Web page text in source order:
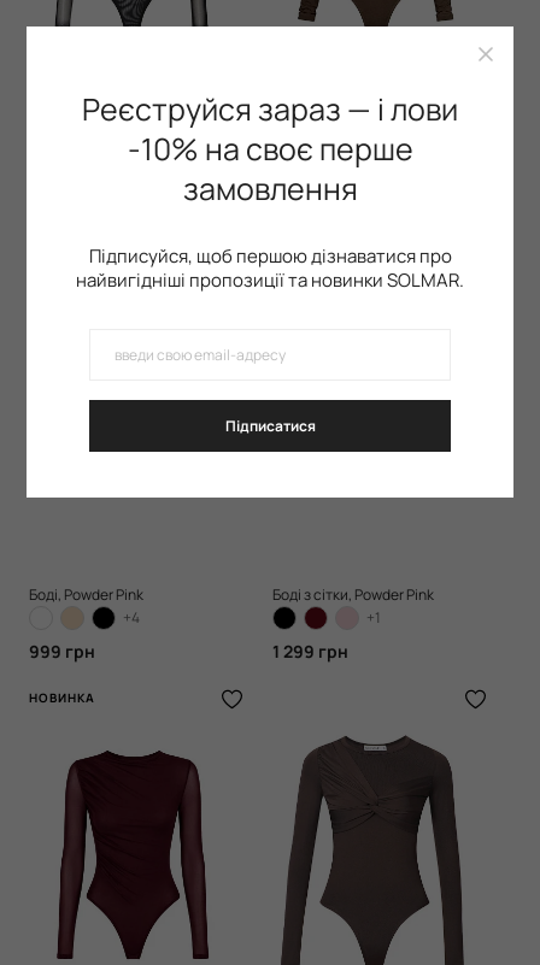
Боді з сітки, Black
+1
1 299 грн
Боді, Powder Pink
+4
999 грн
Боді з сітки, Powder Pink
+1
1 299 грн
НОВИНКА
Реєструйся зараз — і лови
-10% на своє перше
замовлення
Підписуйся, щоб першою дізнаватися про
найвигідніші пропозиції та новинки SOLMAR.
Підписатися